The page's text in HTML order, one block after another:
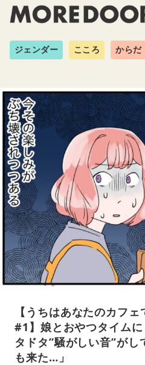
ジェンダー こころ からだ
【うちはあなたのカフ
#1】娘とおやつタイム
タドタ”騒がしい音”が
も来た…」